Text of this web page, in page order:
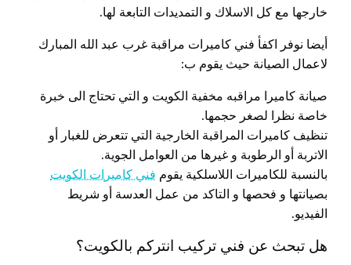
خارجها مع كل الاسلاك و التمديدات التابعة لها.
أيضا نوفر اكفأ فني كاميرات مراقبة غرب عبد الله المبارك
لاعمال الصيانة حيث يقوم ب:
صيانة كاميرا مراقبه مخفية الكويت و التي تحتاج الى خبرة
خاصة نظرا لصغر حجمها.
تنظيف كاميرات المراقبة الخارجية التي تتعرض للغبار أو
الاتربة أو الرطوبة و غيرها من العوامل الجوية.
بالنسبة للكاميرات اللاسلكية يقوم فني كاميرات الكويت
بصيانتها و فحصها و التاكد من عمل العدسة أو شريط
الفيديو.
هل تبحث عن فني تركيب انتركم بالكويت؟